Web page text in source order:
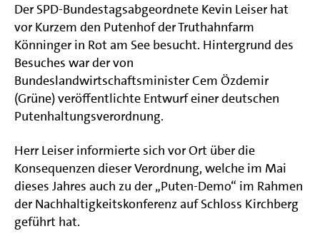
Der SPD-Bundestagsabgeordnete Kevin Leiser hat
vor Kurzem den Putenhof der Truthahnfarm
Könninger in Rot am See besucht. Hintergrund des
Besuches war der von
Bundeslandwirtschaftsminister Cem Özdemir
(Grüne) veröffentlichte Entwurf einer deutschen
Putenhaltungsverordnung.
Herr Leiser informierte sich vor Ort über die
Konsequenzen dieser Verordnung, welche im Mai
dieses Jahres auch zu der „Puten-Demo“ im Rahmen
der Nachhaltigkeitskonferenz auf Schloss Kirchberg
geführt hat.